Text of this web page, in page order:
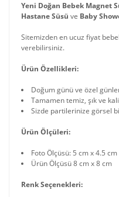
Yeni Doğan Bebek Magnet
Hastane Süsü ve Baby
Sitemizden en ucuz fiyat
verebilirsiniz.
Ürün Özellikleri:
Doğum günü ve özel
Tamamen temiz, şık ve
Sizde partilerinize görsel
Ürün Ölçüleri:
Foto Ölçüsü: 5 cm x 4.5 cm
Ürün Ölçüsü 8 cm x 8 cm
Renk Seçenekleri: